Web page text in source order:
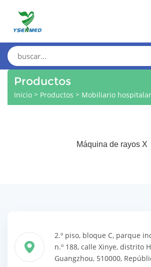
Productos
Inicio > Productos > Mobiliario
Máquina de rayos X
2.º piso, bloque C, parque
n.º 188, calle Xinye, distrito
Guangzhou, 510000,